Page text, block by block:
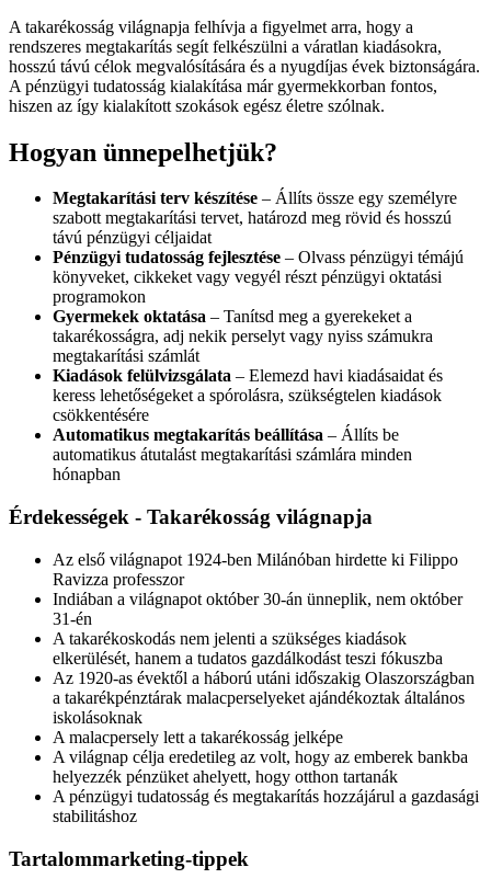
A takarékosság világnapja felhívja a figyelmet arra, hogy a
rendszeres megtakarítás segít felkészülni a váratlan kiadásokra,
hosszú távú célok megvalósítására és a nyugdíjas évek biztonságára.
A pénzügyi tudatosság kialakítása már gyermekkorban fontos,
hiszen az így kialakított szokások egész életre szólnak.
Hogyan ünnepelhetjük?
Megtakarítási terv készítése – Állíts össze egy személyre
szabott megtakarítási tervet, határozd meg rövid és hosszú
távú pénzügyi céljaidat
Pénzügyi tudatosság fejlesztése – Olvass pénzügyi témájú
könyveket, cikkeket vagy vegyél részt pénzügyi oktatási
programokon
Gyermekek oktatása – Tanítsd meg a gyerekeket a
takarékosságra, adj nekik perselyt vagy nyiss számukra
megtakarítási számlát
Kiadások felülvizsgálata – Elemezd havi kiadásaidat és
keress lehetőségeket a spórolásra, szükségtelen kiadások
csökkentésére
Automatikus megtakarítás beállítása – Állíts be
automatikus átutalást megtakarítási számlára minden
hónapban
Érdekességek - Takarékosság világnapja
Az első világnapot 1924-ben Milánóban hirdette ki Filippo
Ravizza professzor
Indiában a világnapot október 30-án ünneplik, nem október
31-én
A takarékoskodás nem jelenti a szükséges kiadások
elkerülését, hanem a tudatos gazdálkodást teszi fókuszba
Az 1920-as évektől a háború utáni időszakig Olaszországban
a takarékpénztárak malacperselyeket ajándékoztak általános
iskolásoknak
A malacpersely lett a takarékosság jelképe
A világnap célja eredetileg az volt, hogy az emberek bankba
helyezzék pénzüket ahelyett, hogy otthon tartanák
A pénzügyi tudatosság és megtakarítás hozzájárul a gazdasági
stabilitáshoz
Tartalommarketing-tippek